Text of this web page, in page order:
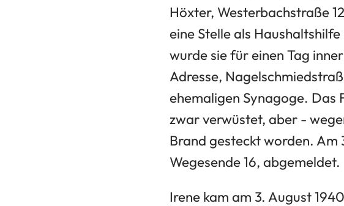
Höxter, Westerbachstraße
eine Stelle als
wurde sie für einen Tag
Adresse,
ehemaligen Synagoge. Das
zwar verwüstet, aber -
Brand gesteckt worden. Am
Wegesende 16, abgemeldet.
Irene kam am 3. August